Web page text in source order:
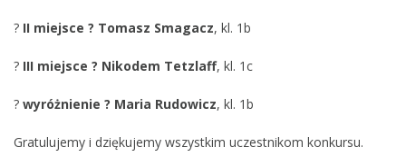
? II miejsce ? Tomasz Smagacz, kl. 1b
? III miejsce ? Nikodem Tetzlaff, kl. 1c
? wyróżnienie ? Maria Rudowicz, kl. 1b
Gratulujemy i dziękujemy wszystkim uczestnikom konkursu.